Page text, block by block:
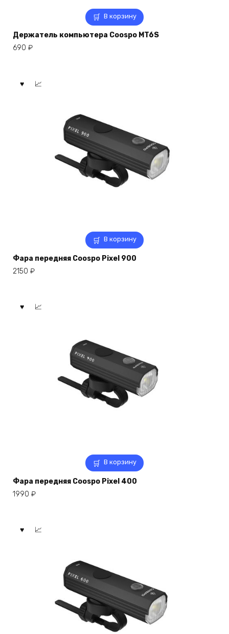
В корзину
Держатель компьютера Coospo MT6S
690 ₽
В корзину
Фара передняя Coospo Pixel 900
2150 ₽
В корзину
Фара передняя Coospo Pixel 400
1990 ₽